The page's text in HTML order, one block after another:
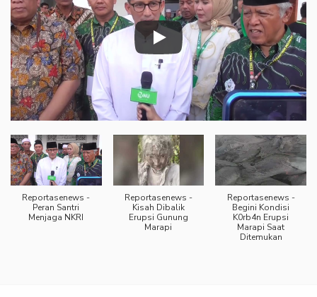
Reportasenews -
Peran Santri
Menjaga NKRI
Reportasenews -
Kisah Dibalik
Erupsi Gunung
Marapi
Reportasenews -
Begini Kondisi
K0rb4n Erupsi
Marapi Saat
Ditemukan